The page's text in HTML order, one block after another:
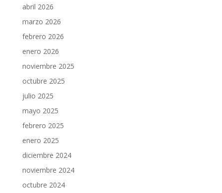
abril 2026
marzo 2026
febrero 2026
enero 2026
noviembre 2025
octubre 2025
julio 2025
mayo 2025
febrero 2025
enero 2025
diciembre 2024
noviembre 2024
octubre 2024